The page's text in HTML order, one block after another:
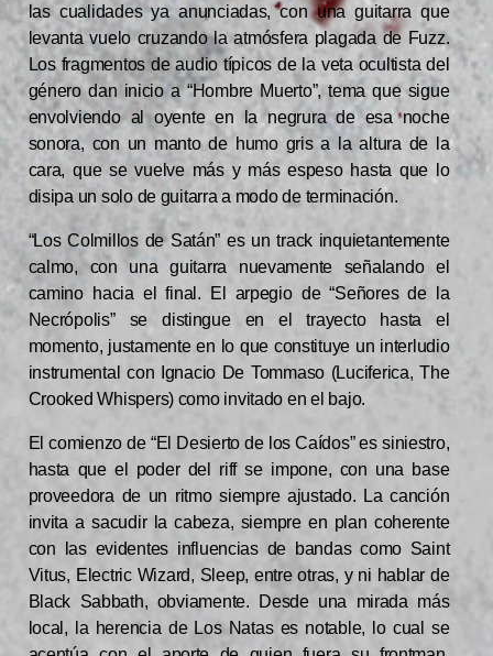
las cualidades ya anunciadas, con una guitarra que
levanta vuelo cruzando la atmósfera plagada de Fuzz.
Los fragmentos de audio típicos de la veta ocultista del
género dan inicio a “Hombre Muerto”, tema que sigue
envolviendo al oyente en la negrura de esa noche
sonora, con un manto de humo gris a la altura de la
cara, que se vuelve más y más espeso hasta que lo
disipa un solo de guitarra a modo de terminación.
“Los Colmillos de Satán” es un track inquietantemente
calmo, con una guitarra nuevamente señalando el
camino hacia el final. El arpegio de “Señores de la
Necrópolis” se distingue en el trayecto hasta el
momento, justamente en lo que constituye un interludio
instrumental con Ignacio De Tommaso (Luciferica, The
Crooked Whispers) como invitado en el bajo.
El comienzo de “El Desierto de los Caídos” es siniestro,
hasta que el poder del riff se impone, con una base
proveedora de un ritmo siempre ajustado. La canción
invita a sacudir la cabeza, siempre en plan coherente
con las evidentes influencias de bandas como Saint
Vitus, Electric Wizard, Sleep, entre otras, y ni hablar de
Black Sabbath, obviamente. Desde una mirada más
local, la herencia de Los Natas es notable, lo cual se